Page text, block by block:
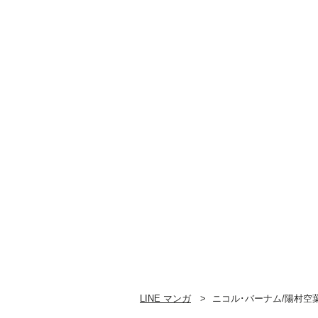
LINE マンガ ニコル･バーナム/陽村空